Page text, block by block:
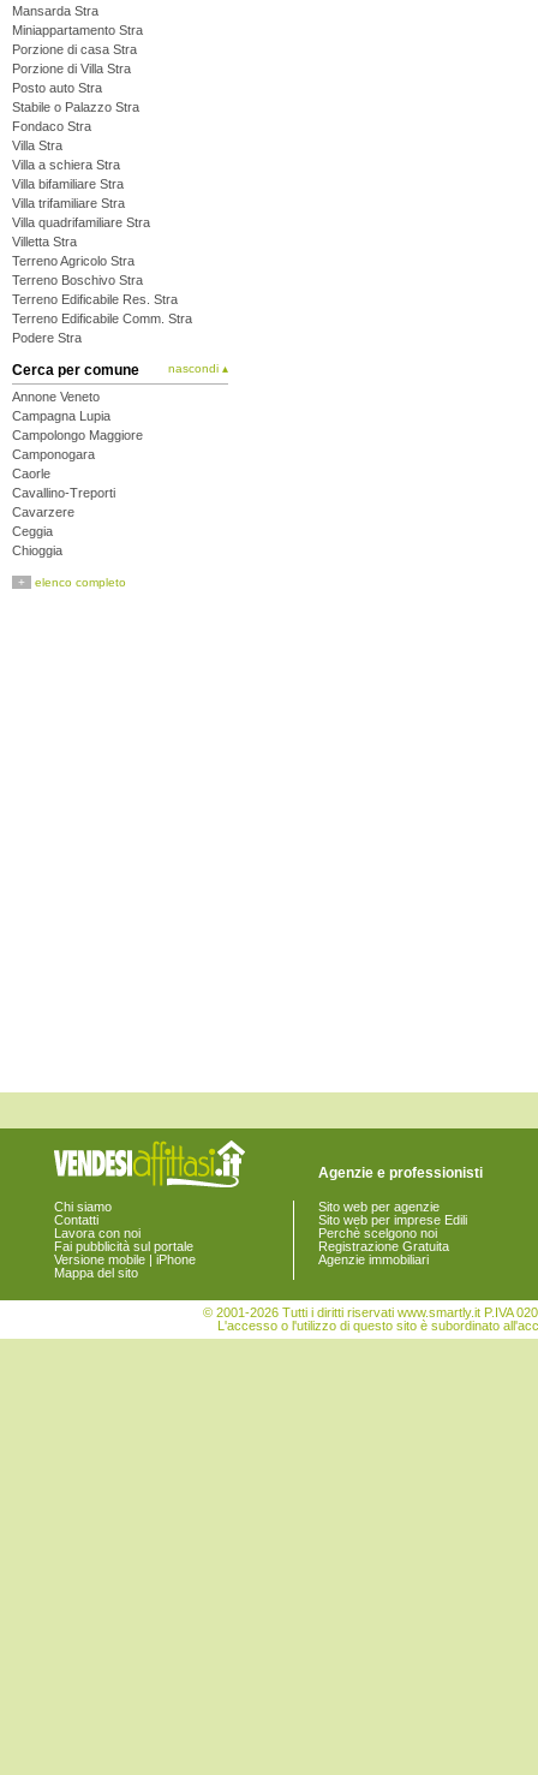
Mansarda Stra
Miniappartamento Stra
Porzione di casa Stra
Porzione di Villa Stra
Posto auto Stra
Stabile o Palazzo Stra
Fondaco Stra
Villa Stra
Villa a schiera Stra
Villa bifamiliare Stra
Villa trifamiliare Stra
Villa quadrifamiliare Stra
Villetta Stra
Terreno Agricolo Stra
Terreno Boschivo Stra
Terreno Edificabile Res. Stra
Terreno Edificabile Comm. Stra
Podere Stra
Cerca per comune nascondi ▴
Annone Veneto
Campagna Lupia
Campolongo Maggiore
Camponogara
Caorle
Cavallino-Treporti
Cavarzere
Ceggia
Chioggia
Cona
Spinea
Teglio Veneto
Venezia
Vigonovo
+ elenco completo
Chi siamo
Contatti
Lavora con noi
Fai pubblicità sul portale
Versione mobile | iPhone
Mappa del sito
Agenzie e professionisti
Sito web per agenzie
Sito web per imprese Edili
Perchè scelgono noi
Registrazione Gratuita
Agenzie immobiliari
© 2001-2026 Tutti i diritti riservati www.smartly.it P.IVA
L'accesso o l'utilizzo di questo sito è subordinato